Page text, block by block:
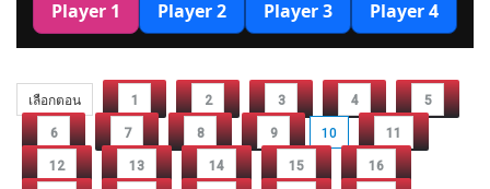
เลือกตอน 1 2 3 4 5
6 7 8 9 10 11
12 13 14 15 16